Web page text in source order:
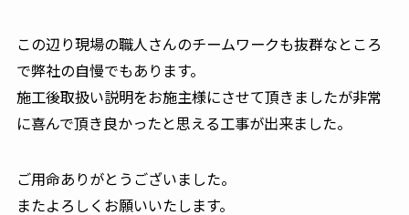
この辺り現場の職人さんのチームワークも抜群なところ
で弊社の自慢でもあります。
施工後取扱い説明をお施主様にさせて頂きましたが非常
に喜んで頂き良かったと思える工事が出来ました。
ご用命ありがとうございました。
またよろしくお願いいたします。